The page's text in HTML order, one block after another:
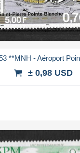
**MNH - Aéroport
± 0,98 USD